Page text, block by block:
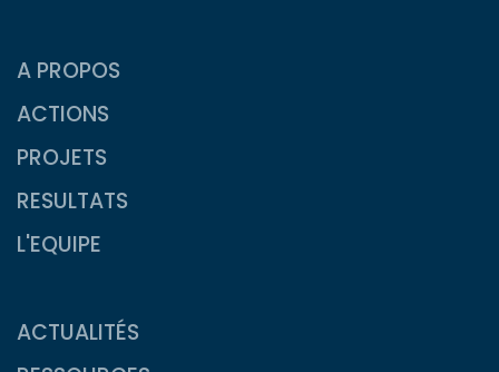
A PROPOS
ACTIONS
PROJETS
RESULTATS
L'EQUIPE
ACTUALITÉS